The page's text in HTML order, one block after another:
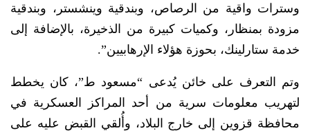
وسترات واقية من الرصاص، وبندقية وينشستر، وبندقية
مزودة بمنظار، وكميات كبيرة من الذخيرة، بالإضافة إلى
خدمة ستارلينك، بحوزة هؤلاء الإرهابيين”.
وتم التعرف على خائن يُدعى “مسعود ط”، كان يخطط
لتهريب معلومات سرية من أحد المراكز العسكرية في
محافظة قزوين إلى خارج البلاد، وأُلقي القبض عليه على